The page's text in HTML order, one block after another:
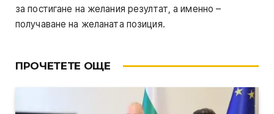
за постигане на желания резултат, а именно –
получаване на желаната позиция.
ПРОЧЕТЕТЕ ОЩЕ